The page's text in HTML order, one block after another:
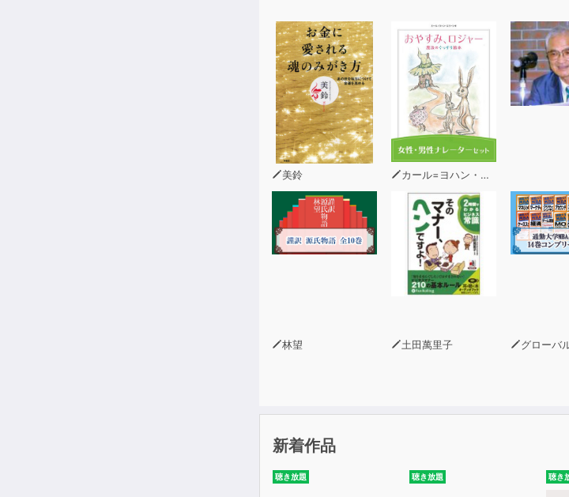
霜村和久：
大手英会話学校、サイマル・インターナショナル
立。現在、書籍執筆・翻訳、英語研修教材作成・
学院大学非常勤講師。2005年10月より、週刊ST
書に、『TOEICテストで500点を確実にとる』『
略』『TOEICテストリーディング徹底攻略』（以
ーニング』（かんきん出版）、『イラストで学ぶ
（以上、アスク出版）などがある。
※本商品は書籍付属のダウンロード用音声と同内容
美鈴 カール=ヨハン・エリーン
林望 土田萬里子 グローバルタス
新着作品
聴き放題 聴き放題 聴き